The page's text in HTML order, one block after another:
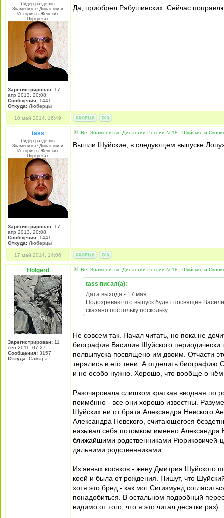
Лидер разделов
Знаменитые Династии и
История в Женских
Портретах
Зарегистрирован: 17
апр 2013, 20:08
Сообщения: 1441
Откуда: Люберцы
Да, приобрел Рябушинских. Сейчас
10 май 2014, 16:49
tass
Лидер разделов
Знаменитые Династии и
История в Женских
Портретах
Зарегистрирован: 17
апр 2013, 20:08
Сообщения: 1441
Откуда: Люберцы
Re: Знаменитые Династии России №18 - Шуйские и
Вышли Шуйские, в следующем выпуске
17 май 2014, 14:06
Holgerd
Зарегистрирован: 11
сен 2011, 07:27
Сообщения: 3157
Откуда: Самара
Re: Знаменитые Династии России №18 - Шуйские и
tass писал(а):
Дата выхода - 17 мая.
Подозреваю что выпуск будет посвящен
сказано постольку поскольку.
Не совсем так. Начал читать, но пока не
биография Василия Шуйского
полвыпуска посвящено им двоим. Отчасти
терялись в его тени. А отделить
и не особо нужно. Хорошо, что вообще о
Разочаровала слишком краткая вводная по
поимённо - все они хорошо известны.
Шуйских ни от брата Александра Невского
Александра Невского, считающегося
называл себя потомком именно Александра
ближайшими родственниками Рюриковичей-
дальними родственниками.
Из явных косяков - жену Дмитрия Шуйского
коей и была от рождения. Пишут, что
хотя это бред - как мог Сигизмунд
понадобиться. В остальном подробный
видимо от того, что я это читал десятки раз).